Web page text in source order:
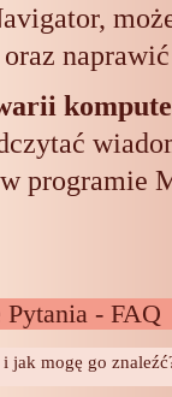
oraz
programie
Pytania - FAQ
jak mogę go